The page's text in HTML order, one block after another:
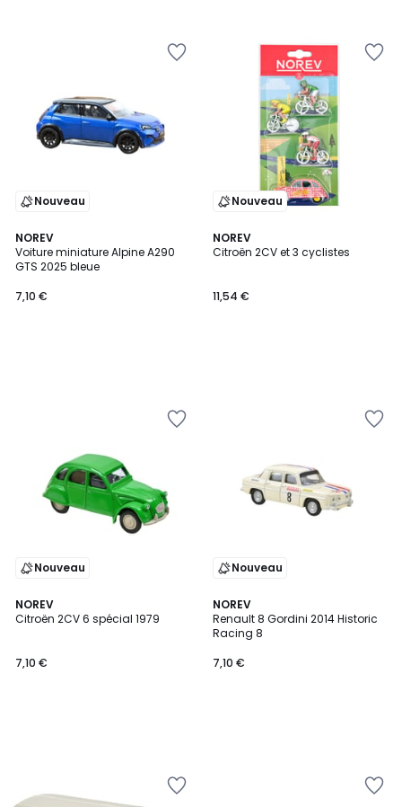
Nouveau
NOREV
Voiture miniature Alpine A290
GTS 2025 bleue
7,10 €
Nouveau
NOREV
Citroën 2CV et 3 cyclistes
11,54 €
Nouveau
NOREV
Citroën 2CV 6 spécial 1979
7,10 €
Nouveau
NOREV
Renault 8 Gordini 2014 Historic
Racing 8
7,10 €